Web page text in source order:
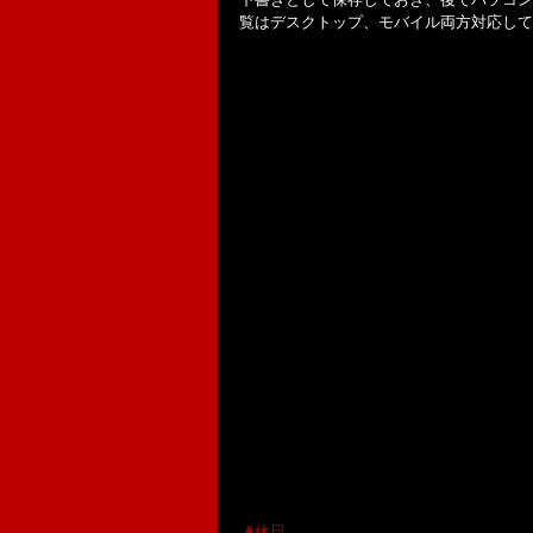
覧はデスクトップ、モバイル両方対応し